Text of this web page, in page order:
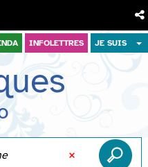
INFOLETTRES JE SUIS